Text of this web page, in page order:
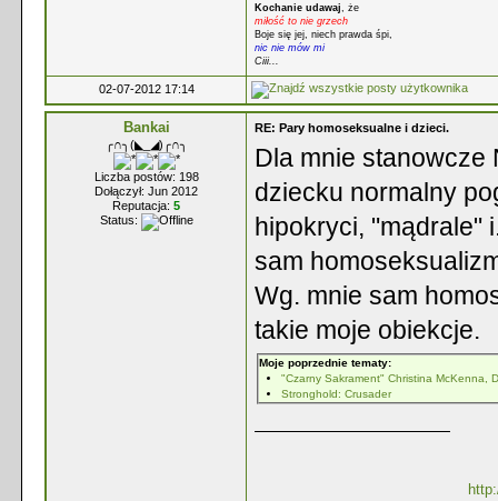
Kochanie udawaj , że
miłość to nie grzech
Boje się jej, niech prawda śpi,
nic nie mów mi
Ciii...
02-07-2012 17:14
Bankai
╭∩╮(◣_◢)╭∩╮
Liczba postów: 198
Dołączył: Jun 2012
Reputacja: 5
Status:
RE: Pary homoseksualne i dzieci.
Dla mnie stanowcze
dziecku normalny
hipokryci, "mądrale"
sam
Wg. mnie sam
takie moje obiekcje.
Moje poprzednie tematy:
"Czarny Sakrament" Christina McKenna,
Stronghold: Crusader